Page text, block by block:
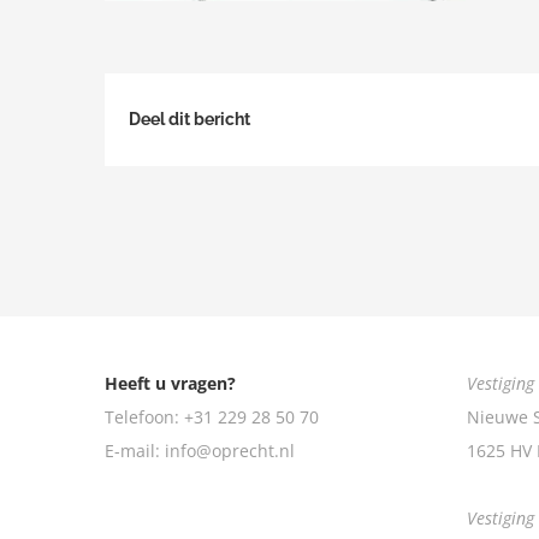
Deel dit bericht
Heeft u vragen?
Telefoon: +31 229 28 50 70
E-mail: info@oprecht.nl
Nieuwe
1625 HV